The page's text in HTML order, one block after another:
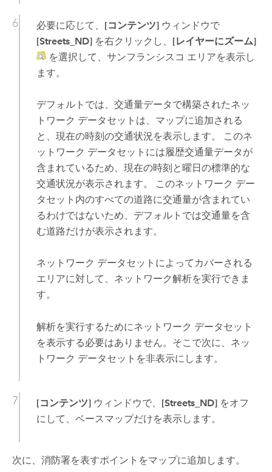
必要に応じて、 [コンテンツ]ウィンドウで
[Streets_ND]を右クリックし、 [レイヤーにズーム]
を選択して、サンフランシスコ エリアを表示し
ます。
デフォルトでは、交通量データで構築されたネッ
トワーク データセットは、マップに追加される
と、現在の時刻の交通状況を表示します。 このネ
ットワーク データセットには履歴交通量データが
含まれているため、現在の時刻と曜日の標準的な
交通状況が表示されます。 このネットワーク デー
タセット内のすべての道路に交通量が含まれてい
るわけではないため、デフォルトでは交通量を含
む道路だけが表示されます。
ネットワーク データセットによってカバーされる
エリアに対して、ネットワーク解析を実行できま
す。
解析を実行するためにネットワーク データセット
を表示する必要はありません。そこで次に、ネッ
トワーク データセットを非表示にします。
[コンテンツ]ウィンドウで、 [Streets_ND]をオフ
にして、ベースマップだけを表示します。
次に、消防署を表すポイントをマップに追加します。